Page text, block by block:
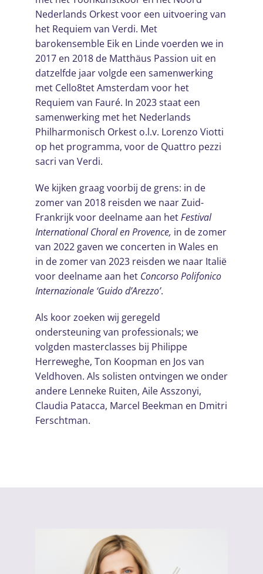
Nederlands Orkest voor een uitvoering van
het Requiem van Verdi. Met
barokensemble Eik en Linde voerden we in
2017 en 2018 de Matthäus Passion uit en
datzelfde jaar volgde een samenwerking
met Cello8tet Amsterdam voor het
Requiem van Fauré. In 2023 staat een
samenwerking met het Nederlands
Philharmonisch Orkest o.l.v. Lorenzo Viotti
op het programma, voor de Quattro pezzi
sacri van Verdi.
We kijken graag voorbij de grens: in de
zomer van 2018 reisden we naar Zuid-
Frankrijk voor deelname aan hetFestival
International Choral en Provence, in de zomer
van 2022 gaven we concerten in Wales en
in de zomer van 2023 reisden we naar Italië
voor deelname aan het Concorso Polifonico
Internazionale ‘Guido d’Arezzo’.
Als koor zoeken wij geregeld
ondersteuning van professionals; we
volgden masterclasses bij Philippe
Herreweghe, Ton Koopman en Jos van
Veldhoven. Als solisten ontvingen we onder
andere Lenneke Ruiten, Aile Asszonyi,
Claudia Patacca, Marcel Beekman en Dmitri
Ferschtman.